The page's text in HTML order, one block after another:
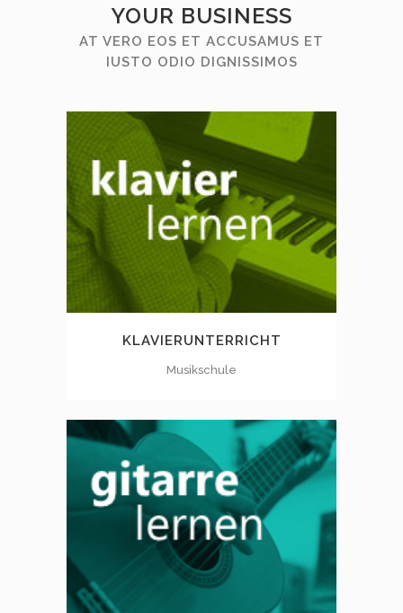
YOUR BUSINESS
AT VERO EOS ET ACCUSAMUS ET
IUSTO ODIO DIGNISSIMOS
KLAVIERUNTERRICHT
Musikschule